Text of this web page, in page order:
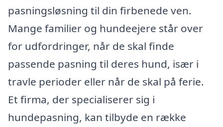
pasningsløsning til din firbenede ven.
Mange familier og hundeejere står over
for udfordringer, når de skal finde
passende pasning til deres hund, især i
travle perioder eller når de skal på ferie.
Et firma, der specialiserer sig i
hundepasning, kan tilbyde en række